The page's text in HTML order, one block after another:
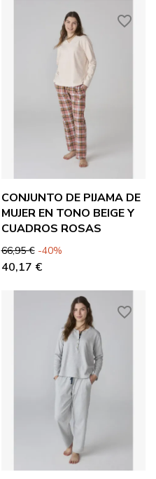
CONJUNTO DE PIJAMA DE
MUJER EN TONO BEIGE Y
CUADROS ROSAS
Precio base
66,95 € Precio
-40%
40,17 €
favorite_border
favorite_border